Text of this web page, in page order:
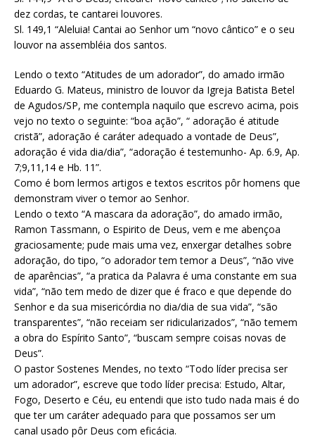
dez cordas, te cantarei louvores.
Sl. 149,1 “Aleluia! Cantai ao Senhor um “novo cântico” e o seu
louvor na assembléia dos santos.
Lendo o texto “Atitudes de um adorador”, do amado irmão
Eduardo G. Mateus, ministro de louvor da Igreja Batista Betel
de Agudos/SP, me contempla naquilo que escrevo acima, pois
vejo no texto o seguinte: “boa ação”, “ adoração é atitude
cristã”, adoração é caráter adequado a vontade de Deus”,
adoração é vida dia/dia”, “adoração é testemunho- Ap. 6.9, Ap.
7;9,11,14 e Hb. 11”.
Como é bom lermos artigos e textos escritos pôr homens que
demonstram viver o temor ao Senhor.
Lendo o texto “A mascara da adoração”, do amado irmão,
Ramon Tassmann, o Espirito de Deus, vem e me abençoa
graciosamente; pude mais uma vez, enxergar detalhes sobre
adoração, do tipo, “o adorador tem temor a Deus”, “não vive
de aparências”, “a pratica da Palavra é uma constante em sua
vida”, “não tem medo de dizer que é fraco e que depende do
Senhor e da sua misericórdia no dia/dia de sua vida”, “são
transparentes”, “não receiam ser ridicularizados”, “não temem
a obra do Espírito Santo”, “buscam sempre coisas novas de
Deus”.
O pastor Sostenes Mendes, no texto “Todo líder precisa ser
um adorador”, escreve que todo líder precisa: Estudo, Altar,
Fogo, Deserto e Céu, eu entendi que isto tudo nada mais é do
que ter um caráter adequado para que possamos ser um
canal usado pôr Deus com eficácia.